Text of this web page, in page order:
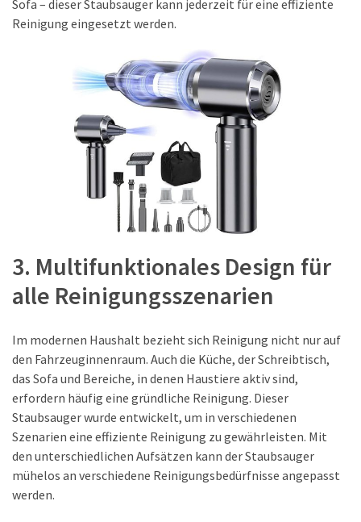
Sofa – dieser Staubsauger kann jederzeit für eine effiziente
Reinigung eingesetzt werden.
3. Multifunktionales Design für
alle Reinigungsszenarien
Im modernen Haushalt bezieht sich Reinigung nicht nur auf
den Fahrzeuginnenraum. Auch die Küche, der Schreibtisch,
das Sofa und Bereiche, in denen Haustiere aktiv sind,
erfordern häufig eine gründliche Reinigung. Dieser
Staubsauger wurde entwickelt, um in verschiedenen
Szenarien eine effiziente Reinigung zu gewährleisten. Mit
den unterschiedlichen Aufsätzen kann der Staubsauger
mühelos an verschiedene Reinigungsbedürfnisse angepasst
werden.